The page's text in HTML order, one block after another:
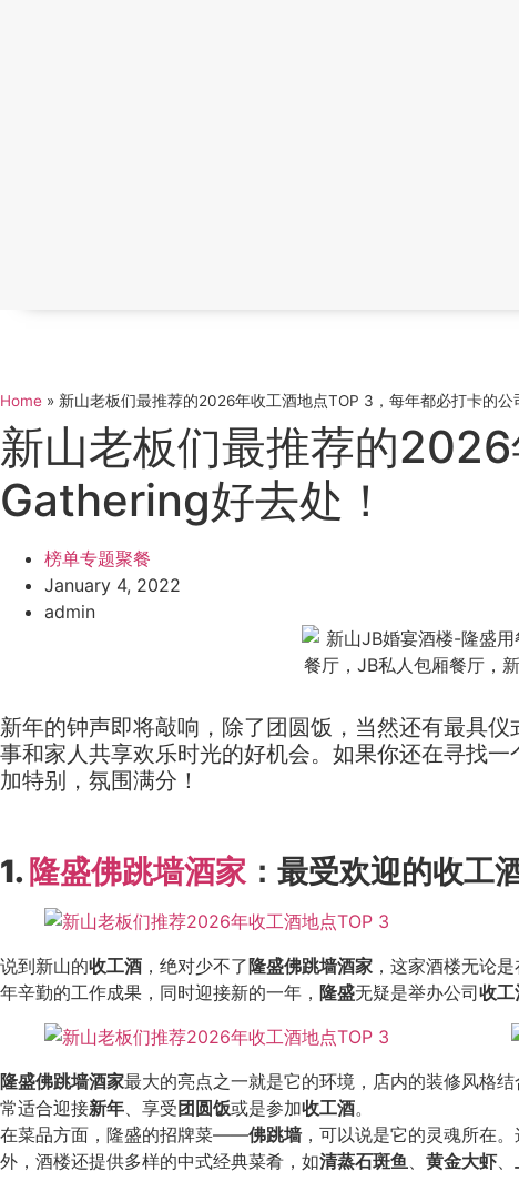
Home » 新山老板们最推荐的2026年收工酒地点TOP 3，每年都必打卡的公
新山老板们最推荐的
Gathering好去处！
榜单专题聚餐
January 4, 2022
admin
新年的钟声即将敲响，除了团圆饭，当然还有最具仪
事和家人共享欢乐时光的好机会。如果你还在寻找一
加特别，氛围满分！
1. 隆盛佛跳墙酒家： 最受欢迎的收工
说到新山的收工酒 ，绝对少不了 隆盛佛跳墙酒家 ，这家酒楼无论是
年辛勤的工作成果，同时迎接新的一年， 隆盛无疑是举办公司收工
隆盛佛跳墙酒家最大的亮点之一就是它的环境，店内的装修风格
常适合迎接新年、享受 团圆饭或是参加收工酒。
在菜品方面，隆盛的招牌菜——佛跳墙，可以说是它的灵魂所在
外，酒楼还提供多样的中式经典菜肴，如清蒸石斑鱼、 黄金大虾、